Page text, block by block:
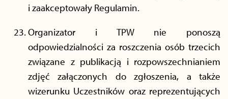
i zaakceptowały Regulamin.
Organizator i TPW nie ponoszą
odpowiedzialności za roszczenia osób trzecich
związane z publikacją i rozpowszechnianiem
zdjęć załączonych do zgłoszenia, a także
wizerunku Uczestników oraz reprezentujących